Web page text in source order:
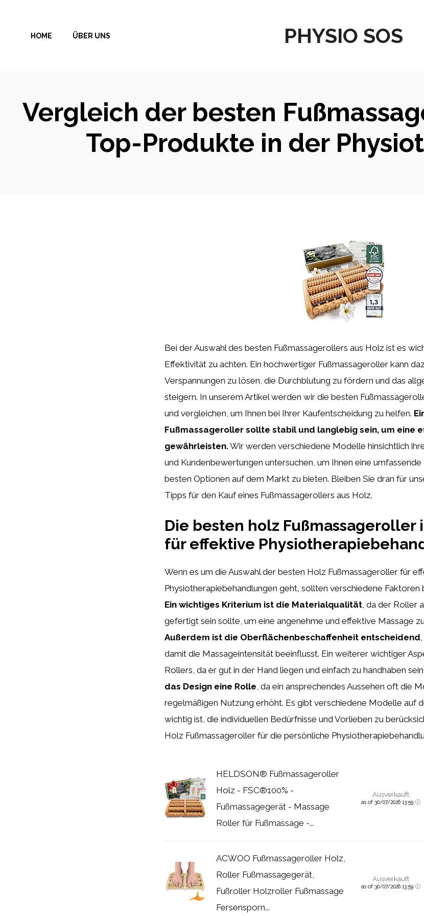
springen
PHYSIO SOS
HOME ÜBER UNS
Vergleich der besten
Top-Produkte in der
Bei der Auswahl des besten Fußmassagerollers aus Holz ist es
Effektivität zu achten. Ein hochwertiger Fußmassageroller kann
Verspannungen zu lösen, die Durchblutung zu fördern und das
steigern. In unserem Artikel werden wir die besten
und vergleichen, um Ihnen bei Ihrer Kaufentscheidung zu helfen.
Fußmassageroller sollte stabil und langlebig sein, um eine
gewährleisten.Wir werden verschiedene Modelle hinsichtlich
und Kundenbewertungen untersuchen, um Ihnen eine
besten Optionen auf dem Markt zu bieten. Bleiben Sie dran für
Tipps für den Kauf eines Fußmassagerollers aus Holz.
Die besten holz Fußmassageroller
für effektive
Wenn es um die Auswahl der besten Holz Fußmassageroller für
Physiotherapiebehandlungen geht, sollten verschiedene Faktoren
Ein wichtiges Kriterium ist die Materialqualität , da der Roller
gefertigt sein sollte, um eine angenehme und effektive Massage
Außerdem ist die Oberflächenbeschaffenheit entscheidend
damit die Massageintensität beeinflusst. Ein weiterer wichtiger
Rollers, da er gut in der Hand liegen und einfach zu handhaben
das Design eine Rolle , da ein ansprechendes Aussehen oft die
regelmäßigen Nutzung erhöht. Es gibt verschiedene Modelle auf
wichtig ist, die individuellen Bedürfnisse und Vorlieben zu
Holz Fußmassageroller für die persönliche
HELDSON® Fußmassageroller
Holz - FSC®100% -
Fußmassagegerät - Massage
Roller für Fußmassage -...
Ausverkauft
as of 30/07/2026 13:59
ACWOO Fußmassageroller Holz,
Roller Fußmassagegerät,
Fußroller Holzroller Fußmassage
Fersensporn...
Ausverkauft
as of 30/07/2026 13:59